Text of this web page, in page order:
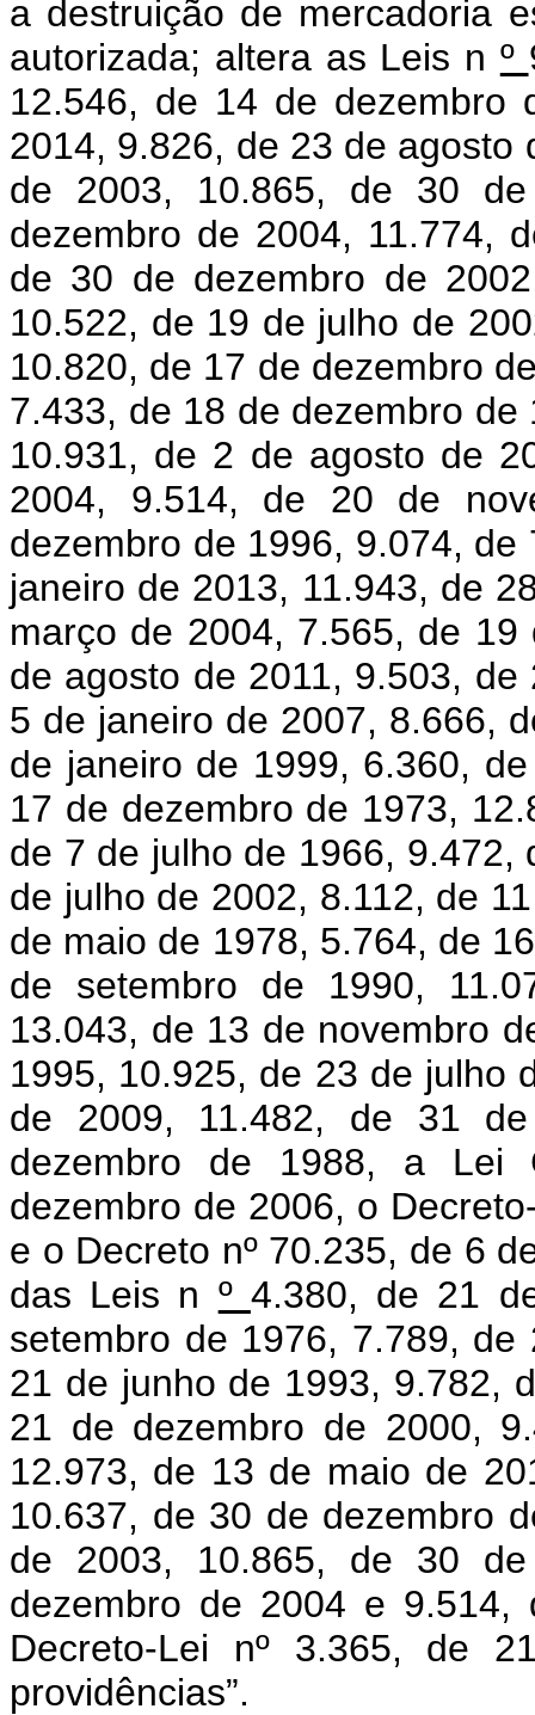
a destruição de mercadoria
autorizada; altera as Leis n º
12.546, de 14 de dezembro
2014, 9.826, de 23 de agosto
de 2003, 10.865, de 30
dezembro de 2004, 11.774,
de 30 de dezembro de
10.522, de 19 de julho de
10.820, de 17 de dezembro
7.433, de 18 de dezembro
10.931, de 2 de agosto de
2004, 9.514, de 20 de
dezembro de 1996, 9.074,
janeiro de 2013, 11.943, de
março de 2004, 7.565, de
de agosto de 2011, 9.503,
5 de janeiro de 2007, 8.666,
de janeiro de 1999, 6.360,
17 de dezembro de 1973,
de 7 de julho de 1966,
de julho de 2002, 8.112, de
de maio de 1978, 5.764, de
de setembro de 1990,
13.043, de 13 de novembro
1995, 10.925, de 23 de julho
de 2009, 11.482, de 31
dezembro de 1988, a Lei
dezembro de 2006, o
e o Decreto nº 70.235, de 6
das Leis n º 4.380, de 21
setembro de 1976, 7.789,
21 de junho de 1993, 9.782,
21 de dezembro de 2000,
12.973, de 13 de maio de
10.637, de 30 de dezembro
de 2003, 10.865, de 30
dezembro de 2004 e
Decreto-Lei nº 3.365, de
providências”.